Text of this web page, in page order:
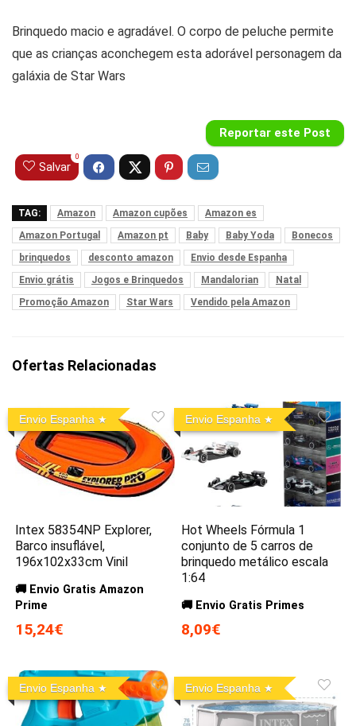
Brinquedo macio e agradável. O corpo de peluche permite
que as crianças aconchegem esta adorável personagem da
galáxia de Star Wars
Reportar este Post
Salvar
0
TAG: Amazon Amazon cupões
Amazon es
Amazon Portugal
Amazon pt Baby Baby Yoda
Bonecos
brinquedos
desconto amazon
Envio desde Espanha
Envio grátis
Jogos e Brinquedos Mandalorian
Natal
Promoção Amazon
Star Wars Vendido pela Amazon
Ofertas Relacionadas
Envio Espanha
Intex 58354NP Explorer,
Barco insuflável,
196x102x33cm Vinil
🚚 Envio Gratis Amazon
Prime
15,24€
Envio Espanha
Hot Wheels Fórmula 1
conjunto de 5 carros de
brinquedo metálico escala
1:64
🚚 Envio Gratis Primes
8,09€
Envio Espanha Envio Espanha